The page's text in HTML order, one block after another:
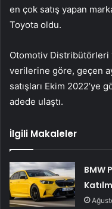
en çok satış yapan
Toyota oldu.
Otomotiv Distribütörleri
verilerine göre, geçen
satışları Ekim 2022’ye
adede ulaştı.
İlgili Makaleler
BMW